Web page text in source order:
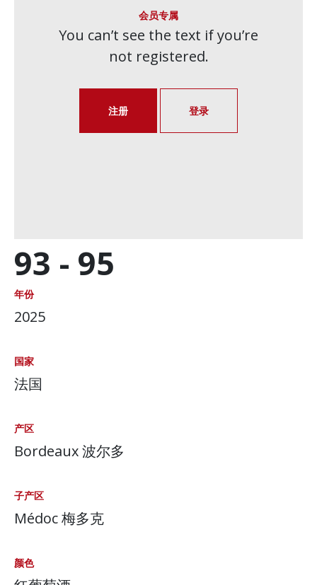
93 - 95
年份
2025
国家
法国
产区
Bordeaux 波尔多
子产区
Médoc 梅多克
颜色
会员专属
You can’t see the text if you’re
not registered.
注册 登录